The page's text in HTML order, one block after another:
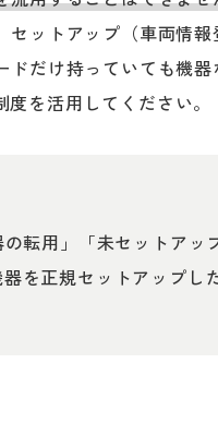
ットアップ（車両情
だけ持っていても機
を活用してください。
転用」「未セットアッ
を正規セットアップし